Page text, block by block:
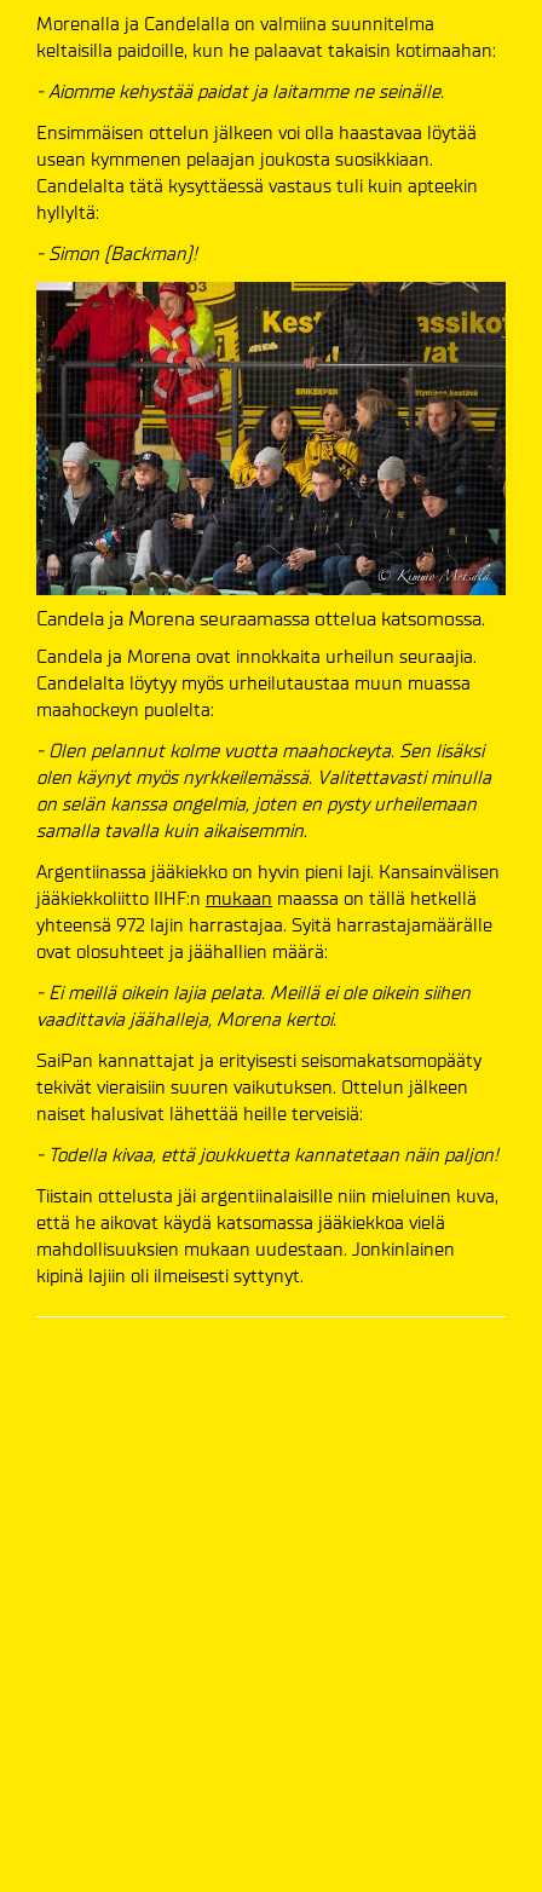
Morenalla ja Candelalla on valmiina suunnitelma
keltaisilla paidoille, kun he palaavat takaisin kotimaahan:
- Aiomme kehystää paidat ja laitamme ne seinälle.
Ensimmäisen ottelun jälkeen voi olla haastavaa löytää
usean kymmenen pelaajan joukosta suosikkiaan.
Candelalta tätä kysyttäessä vastaus tuli kuin apteekin
hyllyltä:
- Simon (Backman)!
Candela ja Morena seuraamassa ottelua katsomossa.
Candela ja Morena ovat innokkaita urheilun seuraajia.
Candelalta löytyy myös urheilutaustaa muun muassa
maahockeyn puolelta:
- Olen pelannut kolme vuotta maahockeyta. Sen lisäksi
olen käynyt myös nyrkkeilemässä. Valitettavasti minulla
on selän kanssa ongelmia, joten en pysty urheilemaan
samalla tavalla kuin aikaisemmin.
Argentiinassa jääkiekko on hyvin pieni laji. Kansainvälisen
jääkiekkoliitto IIHF:n mukaan maassa on tällä hetkellä
yhteensä 972 lajin harrastajaa. Syitä harrastajamäärälle
ovat olosuhteet ja jäähallien määrä:
- Ei meillä oikein lajia pelata. Meillä ei ole oikein siihen
vaadittavia jäähalleja, Morena kertoi.
SaiPan kannattajat ja erityisesti seisomakatsomopääty
tekivät vieraisiin suuren vaikutuksen. Ottelun jälkeen
naiset halusivat lähettää heille terveisiä:
- Todella kivaa, että joukkuetta kannatetaan näin paljon!
Tiistain ottelusta jäi argentiinalaisille niin mieluinen kuva,
että he aikovat käydä katsomassa jääkiekkoa vielä
mahdollisuuksien mukaan uudestaan. Jonkinlainen
kipinä lajiin oli ilmeisesti syttynyt.